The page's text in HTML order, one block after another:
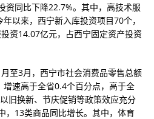
资同比下降22.7%。其中，高技术服
以来，西宁新入库投资项目70个，
资14.07亿元，占西宁固定资产投资
至3月，西宁市社会消费品零售总额
速高于全省0.4个百分点，高于全
旧换新、节庆促销等政策效应充分
，13类商品同比增长。其中，体育